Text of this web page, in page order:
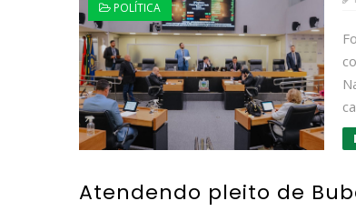
POLÍTICA
Atendendo pleito de